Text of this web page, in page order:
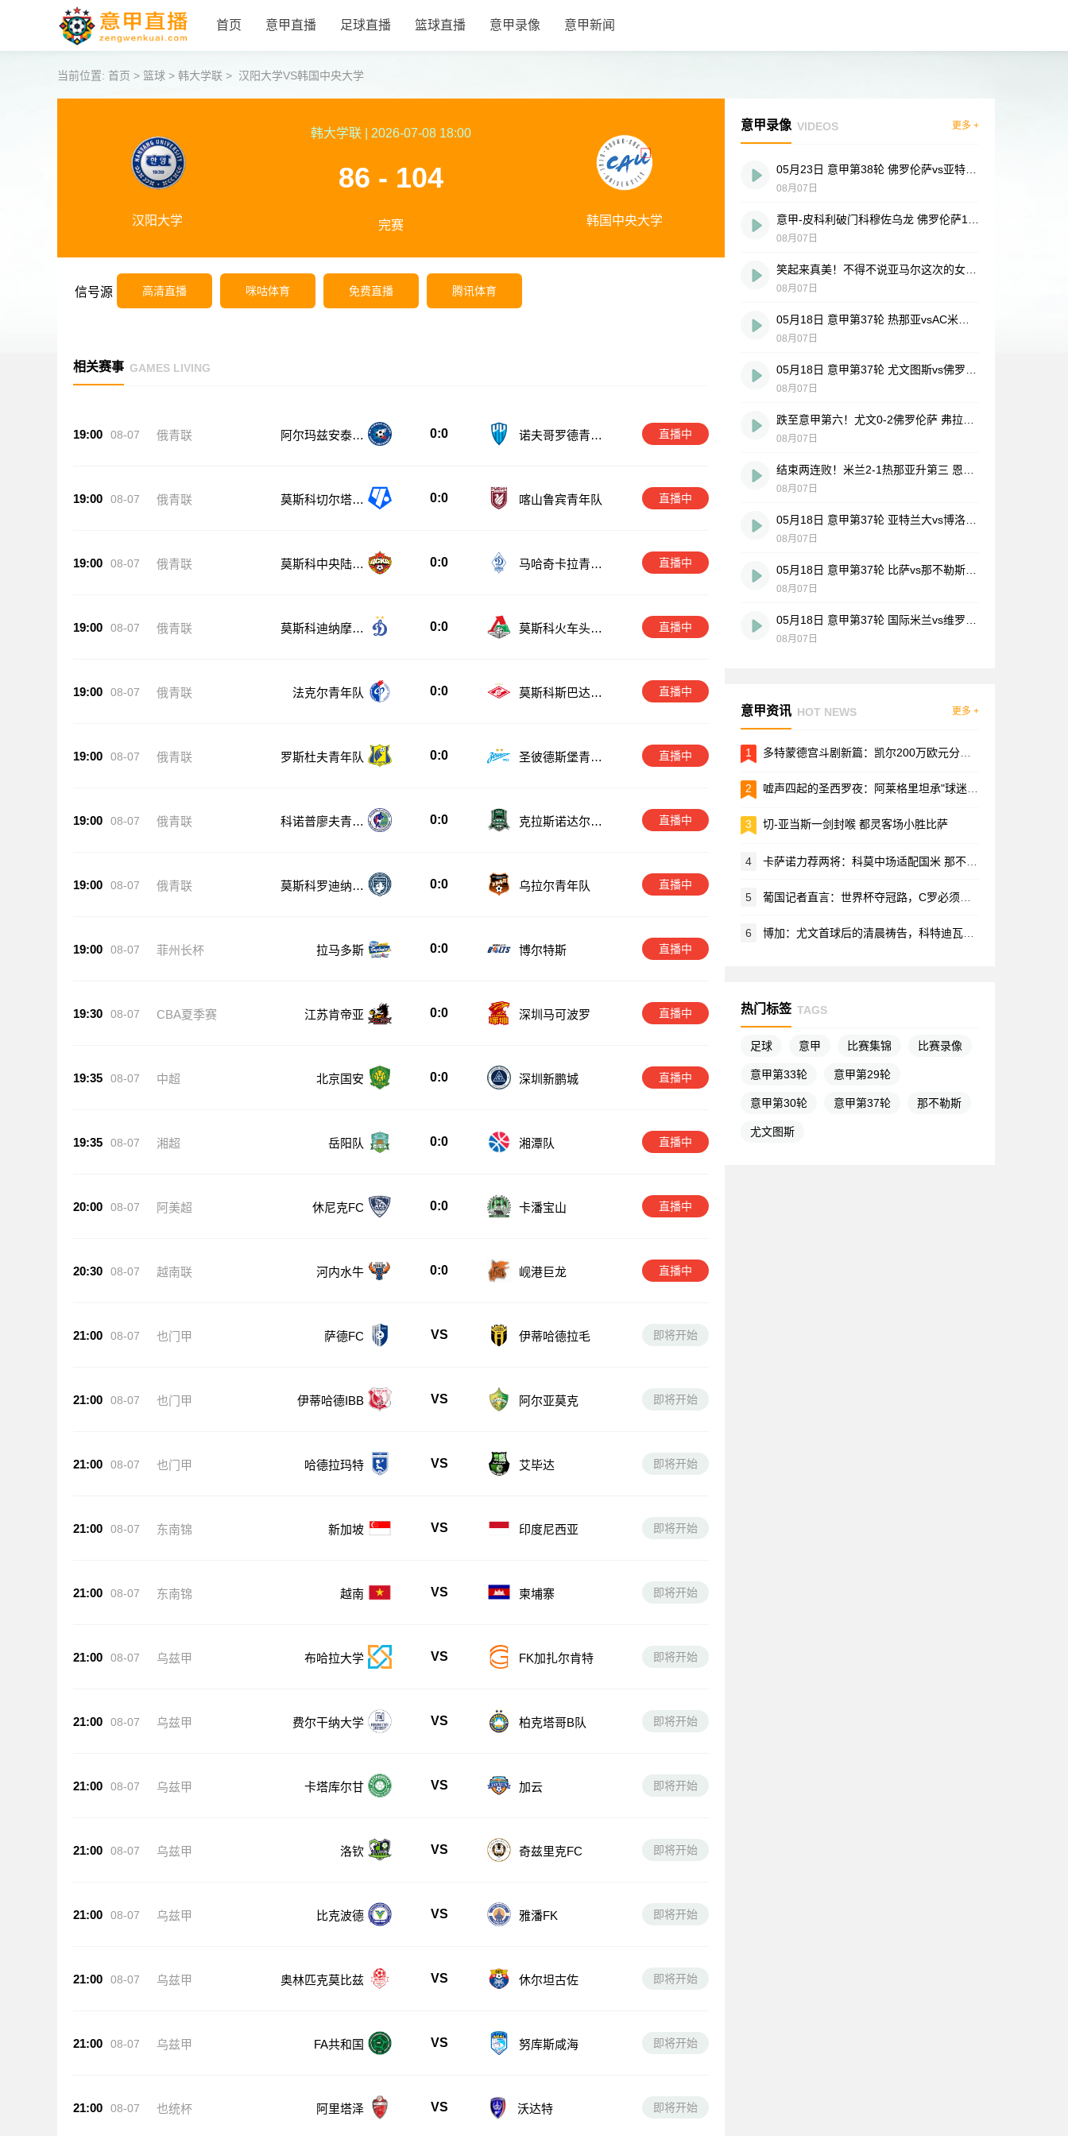
首页 意甲直播 足球直播 篮球直播 意甲录像 意甲新闻
当前位置: 首页 > 篮球 > 韩大学联 > 汉阳大学VS韩国中央大学
汉阳大学
韩大学联 2026-07-08 18:00
86 - 104
完赛 韩国中央大学
信号源 高清直播 咪咕体育 免费直播 腾讯体育
相关赛事 GAMES LIVING
19:00 08-07 俄青联
阿尔玛兹安泰青
0:0
诺夫哥罗德青年
直播中
19:00 08-07 俄青联
莫斯科切尔塔诺
0:0 喀山鲁宾青年队 直播中
19:00 08-07 俄青联
莫斯科中央陆军
0:0
马哈奇卡拉青年
直播中
19:00 08-07 俄青联
莫斯科迪纳摩青
0:0
莫斯科火车头青
直播中
19:00 08-07 俄青联 法克尔青年队 0:0
莫斯科斯巴达青
直播中
19:00 08-07 俄青联 罗斯杜夫青年队 0:0
圣彼德斯堡青年
直播中
19:00 08-07 俄青联
科诺普廖夫青年
0:0
克拉斯诺达尔青
直播中
19:00 08-07 俄青联
莫斯科罗迪纳青
0:0 乌拉尔青年队 直播中
19:00 08-07 菲州长杯 拉马多斯 0:0 博尔特斯 直播中
19:30 08-07 CBA夏季赛 江苏肯帝亚 0:0 深圳马可波罗 直播中
19:35 08-07 中超 北京国安 0:0 深圳新鹏城 直播中
19:35 08-07 湘超 岳阳队 0:0 湘潭队 直播中
20:00 08-07 阿美超 休尼克FC 0:0 卡潘宝山 直播中
20:30 08-07 越南联 河内水牛 0:0 岘港巨龙 直播中
21:00 08-07 也门甲 萨德FC VS 伊蒂哈德拉毛 即将开始
21:00 08-07 也门甲 伊蒂哈德IBB VS 阿尔亚莫克 即将开始
21:00 08-07 也门甲 哈德拉玛特 VS 艾毕达 即将开始
21:00 08-07 东南锦 新加坡 VS 印度尼西亚 即将开始
21:00 08-07 东南锦 越南 VS 柬埔寨 即将开始
21:00 08-07 乌兹甲 布哈拉大学 VS FK加扎尔肯特 即将开始
21:00 08-07 乌兹甲 费尔干纳大学 VS 柏克塔哥B队 即将开始
21:00 08-07 乌兹甲 卡塔库尔甘 VS 加云 即将开始
21:00 08-07 乌兹甲 洛钦 VS 奇兹里克FC 即将开始
21:00 08-07 乌兹甲 比克波德 VS 雅潘FK 即将开始
21:00 08-07 乌兹甲 奥林匹克莫比兹 VS 休尔坦古佐 即将开始
21:00 08-07 乌兹甲 FA共和国 VS 努库斯咸海 即将开始
21:00 08-07 也统杯 阿里塔泽 VS 沃达特 即将开始
意甲录像 VIDEOS 更多 +
08月07日
08月07日
08月07日
08月07日
08月07日
08月07日
08月07日
08月07日
08月07日
08月07日
意甲资讯 HOT NEWS 更多 +
1 多特蒙德宫斗剧新篇：凯尔200万欧元分手费拉锯战内幕
2 嘘声四起的圣西罗夜：阿莱格里坦承"球迷的愤怒情有可原"
3 切-亚当斯一剑封喉 都灵客场小胜比萨
4 卡萨诺力荐两将：科莫中场适配国米 那不勒斯节拍器引双雄争夺
5 葡国记者直言：世界杯夺冠路，C罗必须让位
6 博加：尤文首球后的清晨祷告，科特迪瓦飞翼的蓝白情结
热门标签 TAGS
足球 意甲 比赛集锦 比赛录像
意甲第33轮 意甲第29轮
意甲第30轮 意甲第37轮 那不勒斯
尤文图斯